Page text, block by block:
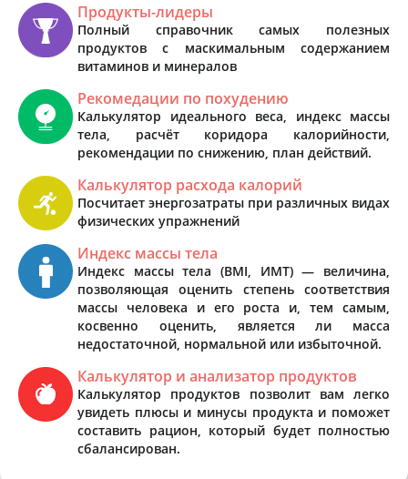
Продукты-лидеры
Полный справочник самых полезных
продуктов с маскимальным содержанием
витаминов и минералов
Рекомедации по похудению
Калькулятор идеального веса, индекс массы
тела, расчёт коридора калорийности,
рекомендации по снижению, план действий.
Калькулятор расхода калорий
Посчитает энергозатраты при различных видах
физических упражнений
Индекс массы тела
Индекс массы тела (BMI, ИМТ) — величина,
позволяющая оценить степень соответствия
массы человека и его роста и, тем самым,
косвенно оценить, является ли масса
недостаточной, нормальной или избыточной.
Калькулятор и анализатор продуктов
Калькулятор продуктов позволит вам легко
увидеть плюсы и минусы продукта и поможет
составить рацион, который будет полностью
сбалансирован.